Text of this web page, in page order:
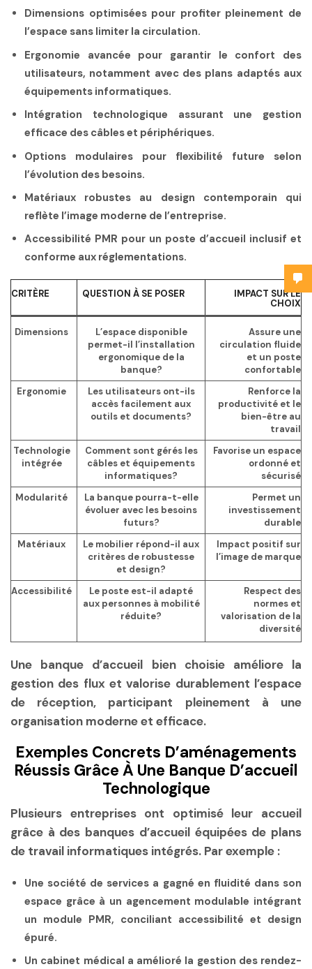
Dimensions optimiséespour profiter pleinement de
l’espace sans limiter la circulation.
Ergonomie avancée pour garantir le confort des
utilisateurs, notamment avec des plans adaptés aux
équipements informatiques.
Intégration technologique assurant une gestion
efficace des câbles et périphériques.
Options modulaires pour flexibilité future selon
l’évolution des besoins.
Matériaux robustes au design contemporain qui
reflète l’image moderne de l’entreprise.
Accessibilité PMR pour un poste d’accueil inclusif et
conforme aux réglementations.
CRITÈRE QUESTION À SE POSER
IMPACT SUR LE
CHOIX
Dimensions
L’espace disponible
permet-il l’installation
ergonomique de la
banque?
Assure une
circulation fluide
et un poste
confortable
Ergonomie
Les utilisateurs ont-ils
accès facilement aux
outils et documents?
Renforce la
productivité et le
bien-être au
travail
Technologie
intégrée
Comment sont gérés les
câbles et équipements
informatiques?
Favorise un espace
ordonné et
sécurisé
Modularité
La banque pourra-t-elle
évoluer avec les besoins
futurs?
Permet un
investissement
durable
Matériaux
Le mobilier répond-il aux
critères de robustesse
et design?
Impact positif sur
l’image de marque
Accessibilité
Le poste est-il adapté
aux personnes à mobilité
réduite?
Respect des
normes et
valorisation de la
diversité
Une banque d’accueil bien choisie améliore la
gestion des flux et valorise durablement l’espace
de réception, participant pleinement à une
organisation moderne et efficace.
Exemples Concrets D’aménagements
Réussis Grâce À Une Banque D’accueil
Technologique
Plusieurs entreprises ont optimisé leur accueil
grâce à des banques d’accueil équipées de plans
de travail informatiques intégrés. Par exemple :
Une société de services a gagné en fluidité dans son
espace grâce à un agencement modulable intégrant
un module PMR, conciliant accessibilité et design
épuré.
Un cabinet médical a amélioré la gestion des rendez-